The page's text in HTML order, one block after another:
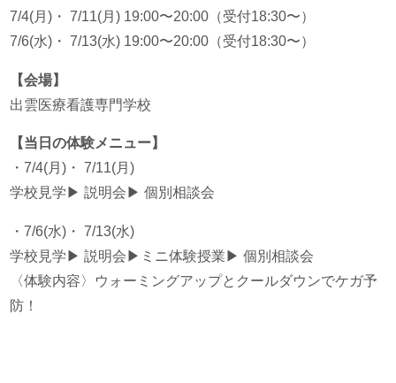
7/4(月)・ 7/11(月) 19:00〜20:00（受付18:30〜）
7/6(水)・ 7/13(水) 19:00〜20:00（受付18:30〜）
【会場】
出雲医療看護専門学校
【当日の体験メニュー】
・7/4(月)・ 7/11(月)
学校見学▶ 説明会▶ 個別相談会
・7/6(水)・ 7/13(水)
学校見学▶ 説明会▶ミニ体験授業▶ 個別相談会
〈体験内容〉ウォーミングアップとクールダウンでケガ予
防！